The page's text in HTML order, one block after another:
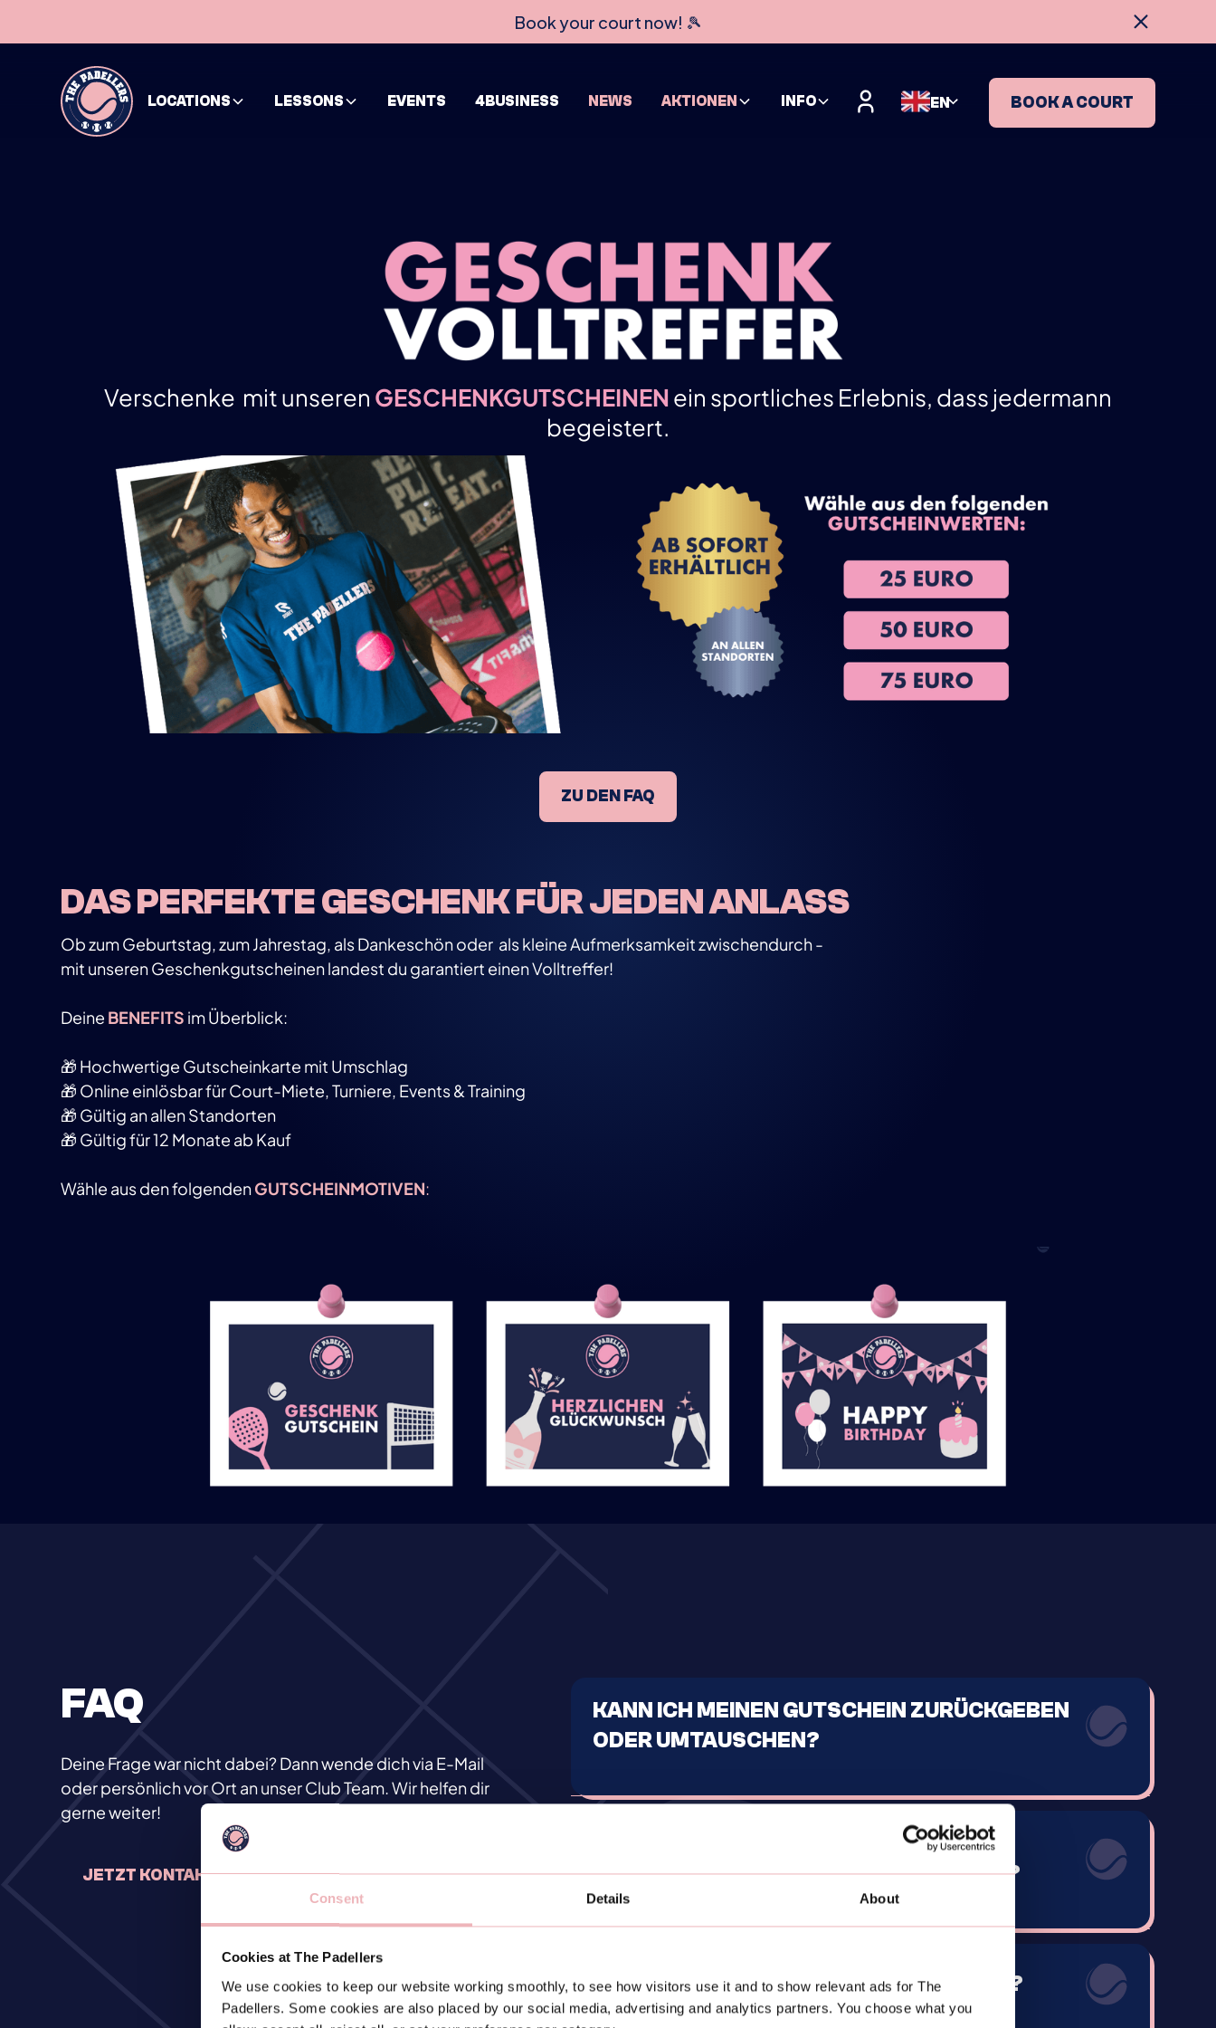
Consent Details About
Cookies at The Padellers
We use cookies to keep our website working smoothly, to see how visitors use it and to show relevant ads for The
Padellers. Some cookies are also placed by our social media, advertising and analytics partners. You choose what you
Book your court now! 🎾
LOCATIONS LESSONS EVENTS 4BUSINESS NEWS AKTIONEN INFO EN BOOK A COURT
Verschenke mit unseren GESCHENKGUTSCHEINENein sportliches Erlebnis, dass jedermann
begeistert.
ZU DEN FAQ
DAS PERFEKTE GESCHENK FÜR JEDEN ANLASS
Ob zum Geburtstag, zum Jahrestag, als Dankeschön oder als kleine Aufmerksamkeit zwischendurch -
mit unseren Geschenkgutscheinen landest du garantiert einen Volltreffer!
Deine BENEFITS im Überblick:
🎁 Hochwertige Gutscheinkarte mit Umschlag
🎁 Online einlösbar für Court-Miete, Turniere, Events & Training
🎁 Gültig an allen Standorten
🎁 Gültig für 12 Monate ab Kauf
Wähle aus den folgendenGUTSCHEINMOTIVEN:
FAQ
Deine Frage war nicht dabei? Dann wende dich via E-Mail
oder persönlich vor Ort an unser Club Team. Wir helfen dir
gerne weiter!
JETZT KONTAKT AUFNEHMEN
KANN ICH MEINEN GUTSCHEIN ZURÜCKGEBEN
ODER UMTAUSCHEN?
WAS KANN ICH TUN, WENN MEIN
GUTSCHEINCODE NICHT FUNKTIONIERT?
WIE LANGE IST MEIN GUTSCHEIN GÜLTIG?